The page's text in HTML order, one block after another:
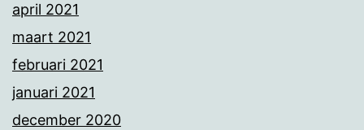
april 2021
maart 2021
februari 2021
januari 2021
december 2020